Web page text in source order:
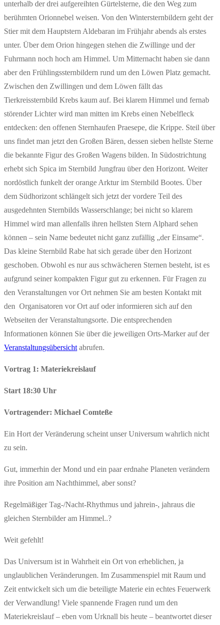
unterhalb der drei aufgereihten Gürtelsterne, die den Weg zum
berühmten Orionnebel weisen. Von den Wintersternbildern geht der
Stier mit dem Hauptstern Aldebaran im Frühjahr abends als erstes
unter. Über dem Orion hingegen stehen die Zwillinge und der
Fuhrmann noch hoch am Himmel. Um Mitternacht haben sie dann
aber den Frühlingssternbildern rund um den Löwen Platz gemacht.
Zwischen den Zwillingen und dem Löwen fällt das
Tierkreissternbild Krebs kaum auf. Bei klarem Himmel und fernab
störender Lichter wird man mitten im Krebs einen Nebelfleck
entdecken: den offenen Sternhaufen Praesepe, die Krippe. Steil über
uns findet man jetzt den Großen Bären, dessen sieben hellste Sterne
die bekannte Figur des Großen Wagens bilden. In Südostrichtung
erhebt sich Spica im Sternbild Jungfrau über den Horizont. Weiter
nordöstlich funkelt der orange Arktur im Sternbild Bootes. Über
dem Südhorizont schlängelt sich jetzt der vordere Teil des
ausgedehnten Sternbilds Wasserschlange; bei nicht so klarem
Himmel wird man allenfalls ihren hellsten Stern Alphard sehen
können – sein Name bedeutet nicht ganz zufällig „der Einsame“.
Das kleine Sternbild Rabe hat sich gerade über den Horizont
geschoben. Obwohl es nur aus schwächeren Sternen besteht, ist es
aufgrund seiner kompakten Figur gut zu erkennen. Für Fragen zu
den Veranstaltungen vor Ort nehmen Sie am besten Kontakt mit
den Organisatoren vor Ort auf oder informieren sich auf den
Webseiten der Veranstaltungsorte. Die entsprechenden
Informationen können Sie über die jeweiligen Orts-Marker auf der
Veranstaltungsübersicht abrufen.
Vortrag 1: Materiekreislauf
Start 18:30 Uhr
Vortragender: Michael Comteße
Ein Hort der Veränderung scheint unser Universum wahrlich nicht
zu sein.
Gut, immerhin der Mond und ein paar erdnahe Planeten verändern
ihre Position am Nachthimmel, aber sonst?
Regelmäßiger Tag-/Nacht-Rhythmus und jahrein-, jahraus die
gleichen Sternbilder am Himmel..?
Weit gefehlt!
Das Universum ist in Wahrheit ein Ort von erheblichen, ja
unglaublichen Veränderungen. Im Zusammenspiel mit Raum und
Zeit entwickelt sich um die beteiligte Materie ein echtes Feuerwerk
der Verwandlung! Viele spannende Fragen rund um den
Materiekreislauf – eben vom Urknall bis heute – beantwortet dieser